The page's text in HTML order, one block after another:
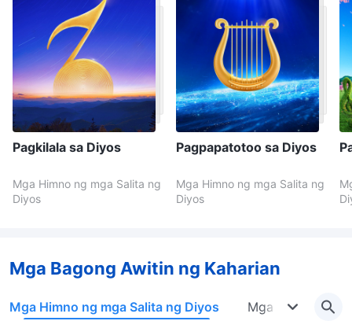
Pagkilala sa Diyos
Mga Himno ng mga Salita ng
Diyos
Pagpapatotoo sa Diyos
Mga Himno ng mga Salita ng
Diyos
Mga Bagong Awitin ng Kaharian
Mga Himno ng mga Salita ng Diyos Mga Himno ng